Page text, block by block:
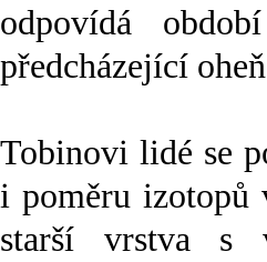
odpovídá
předcházející
Tobinovi lidé se
i poměru izotopů
starší vrstva s